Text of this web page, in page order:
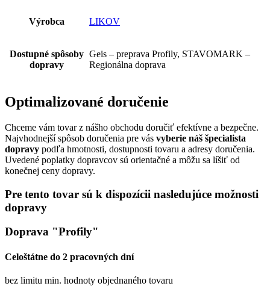
Výrobca LIKOV
Dostupné spôsoby
dopravy
Geis – preprava Profily, STAVOMARK –
Regionálna doprava
Optimalizované doručenie
Chceme vám tovar z nášho obchodu doručiť efektívne a bezpečne.
Najvhodnejší spôsob doručenia pre vás vyberie náš špecialista
dopravy podľa hmotnosti, dostupnosti tovaru a adresy doručenia.
Uvedené poplatky dopravcov sú orientačné a môžu sa líšiť od
konečnej ceny dopravy.
Pre tento tovar sú k dispozícii nasledujúce možnosti
dopravy
Doprava "Profily"
Celoštátne do 2 pracovných dní
bez limitu min. hodnoty objednaného tovaru